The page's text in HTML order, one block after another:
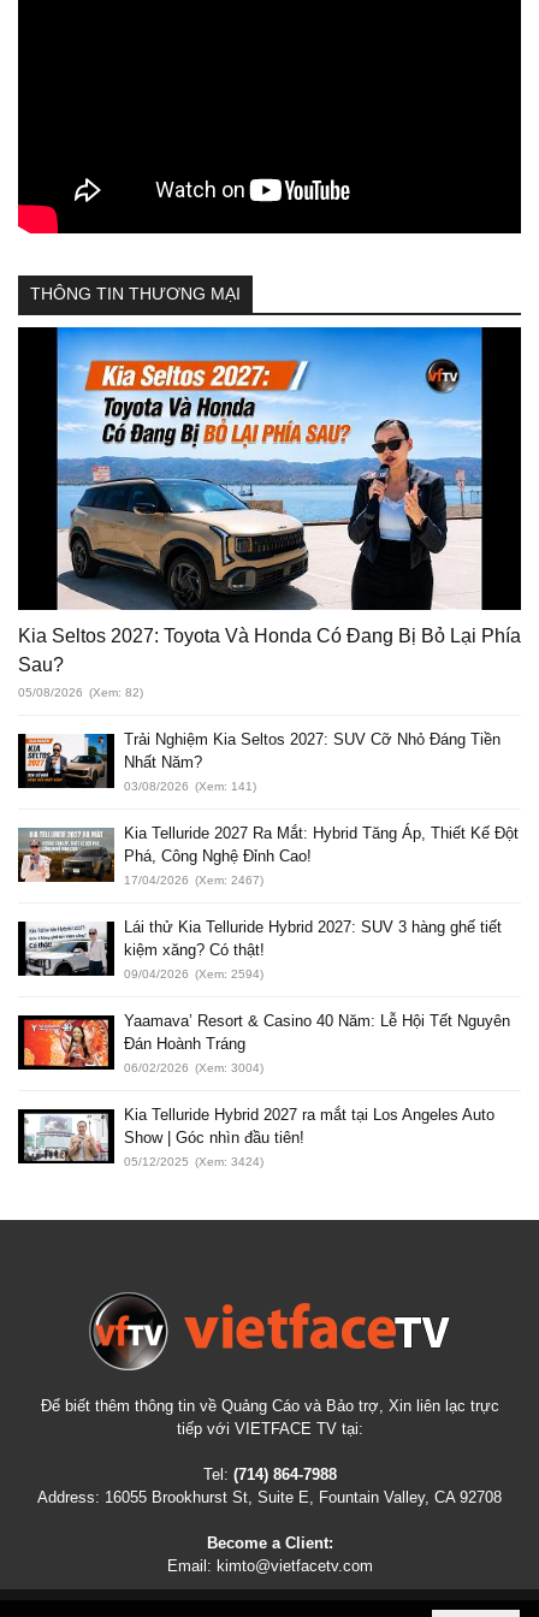
THÔNG TIN THƯƠNG MẠI
Kia Seltos 2027: Toyota Và Honda Có Đang Bị Bỏ Lại Phía
Sau?
05/08/2026 (Xem: 82)
Trải Nghiệm Kia Seltos 2027: SUV Cỡ Nhỏ Đáng Tiền
Nhất Năm?
03/08/2026 (Xem: 141)
Kia Telluride 2027 Ra Mắt: Hybrid Tăng Áp, Thiết Kế Đột
Phá, Công Nghệ Đỉnh Cao!
17/04/2026 (Xem: 2467)
Lái thử Kia Telluride Hybrid 2027: SUV 3 hàng ghế tiết
kiệm xăng? Có thật!
09/04/2026 (Xem: 2594)
Yaamava’ Resort & Casino 40 Năm: Lễ Hội Tết Nguyên
Đán Hoành Tráng
06/02/2026 (Xem: 3004)
Kia Telluride Hybrid 2027 ra mắt tại Los Angeles Auto
Show | Góc nhìn đầu tiên!
05/12/2025 (Xem: 3424)
Để biết thêm thông tin về Quảng Cáo và Bảo trợ, Xin liên lạc trực
tiếp với VIETFACE TV tại:
Tel: (714) 864-7988
Address: 16055 Brookhurst St, Suite E, Fountain Valley, CA 92708
Become a Client:
Email: kimto@vietfacetv.com